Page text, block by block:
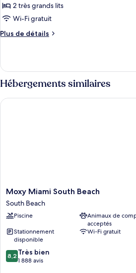
ce
type
chambre :
la
tour
2 très grands lits
Wi-Fi gratuit
Plus de détails
Plus
Suite,
dans
la
tour
Hébergements similaires
Moxy
Miami
South
Beach
Beach
Moxy Miami South Beach
South Beach
Piscine
Animaux de
acceptés
Stationnement
disponible
Wi-Fi gratuit
8.2
sur
8,2 Très bien
1 888 avis
Moxy Miami South Beach